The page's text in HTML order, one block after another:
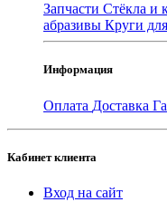
Запчасти Стёкла и
абразивы Круги
Информация
Оплата Доставка
Кабинет клиента
Вход на сайт